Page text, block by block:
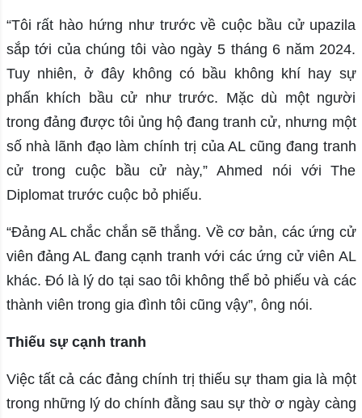
“Tôi rất hào hứng như trước về cuộc bầu cử upazila
sắp tới của chúng tôi vào ngày 5 tháng 6 năm 2024.
Tuy nhiên, ở đây không có bầu không khí hay sự
phấn khích bầu cử như trước. Mặc dù một người
trong đảng được tôi ủng hộ đang tranh cử, nhưng một
số nhà lãnh đạo làm chính trị của AL cũng đang tranh
cử trong cuộc bầu cử này,” Ahmed nói với The
Diplomat trước cuộc bỏ phiếu.
“Đảng AL chắc chắn sẽ thắng. Về cơ bản, các ứng cử
viên đảng AL đang cạnh tranh với các ứng cử viên AL
khác. Đó là lý do tại sao tôi không thể bỏ phiếu và các
thành viên trong gia đình tôi cũng vậy”, ông nói.
Thiếu sự cạnh tranh
Việc tất cả các đảng chính trị thiếu sự tham gia là một
trong những lý do chính đằng sau sự thờ ơ ngày càng